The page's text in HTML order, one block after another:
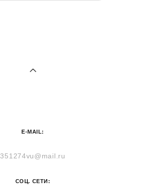
E-MAIL:
351274vu@mail.ru
СОЦ. СЕТИ: